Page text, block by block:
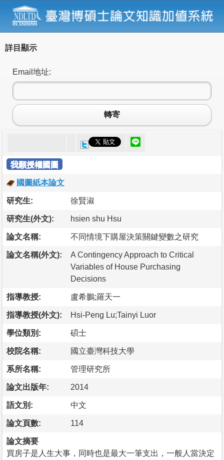
詳目顯示
Email地址:
轉寄
我願授權國圖
國圖紙本論文
研究生: 徐賢淑
研究生(外文): hsien shu Hsu
論文名稱: 不同情境下購屋決策關鍵變數之研究
論文名稱(外文):
A Contingency Approach to Critical
Variables of House Purchasing
Decisions
指導教授: 盧希鵬;羅天一
指導教授(外文): Hsi-Peng Lu;Tainyi Luor
學位類別: 碩士
校院名稱: 國立臺灣科技大學
系所名稱: 管理研究所
論文出版年: 2014
語文別: 中文
論文頁數: 114
論文摘要
買房子是人生大事，同時也是最大一筆支出，一般人當決定